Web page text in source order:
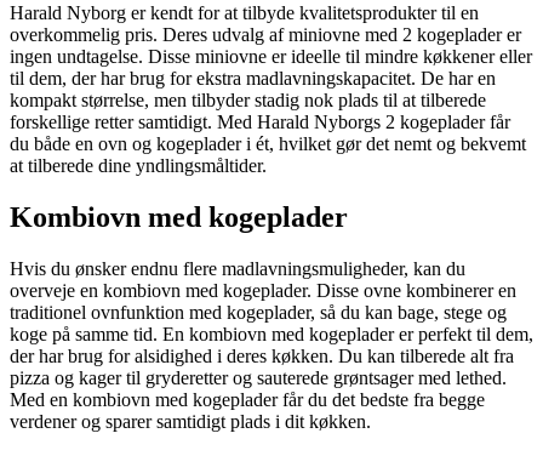
Harald Nyborg er kendt for at tilbyde kvalitetsprodukter til en
overkommelig pris. Deres udvalg af miniovne med 2 kogeplader er
ingen undtagelse. Disse miniovne er ideelle til mindre køkkener eller
til dem, der har brug for ekstra madlavningskapacitet. De har en
kompakt størrelse, men tilbyder stadig nok plads til at tilberede
forskellige retter samtidigt. Med Harald Nyborgs 2 kogeplader får
du både en ovn og kogeplader i ét, hvilket gør det nemt og bekvemt
at tilberede dine yndlingsmåltider.
Kombiovn med kogeplader
Hvis du ønsker endnu flere madlavningsmuligheder, kan du
overveje en kombiovn med kogeplader. Disse ovne kombinerer en
traditionel ovnfunktion med kogeplader, så du kan bage, stege og
koge på samme tid. En kombiovn med kogeplader er perfekt til dem,
der har brug for alsidighed i deres køkken. Du kan tilberede alt fra
pizza og kager til gryderetter og sauterede grøntsager med lethed.
Med en kombiovn med kogeplader får du det bedste fra begge
verdener og sparer samtidigt plads i dit køkken.